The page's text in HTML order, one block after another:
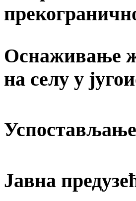
Оснаживање
на селу у
Успостављање
Јавна